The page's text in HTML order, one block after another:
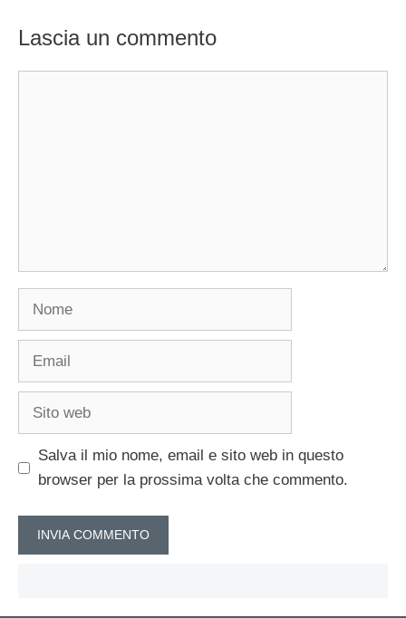
Lascia un commento
Nome
Email
Sito
Salva il mio nome, email e sito web in questo
browser per la prossima volta che commento.